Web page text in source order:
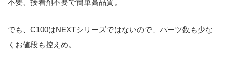
不要、接着剤不要で簡単高品質。
でも、C100はNEXTシリーズではないので、パーツ数も少な
くお値段も控えめ。